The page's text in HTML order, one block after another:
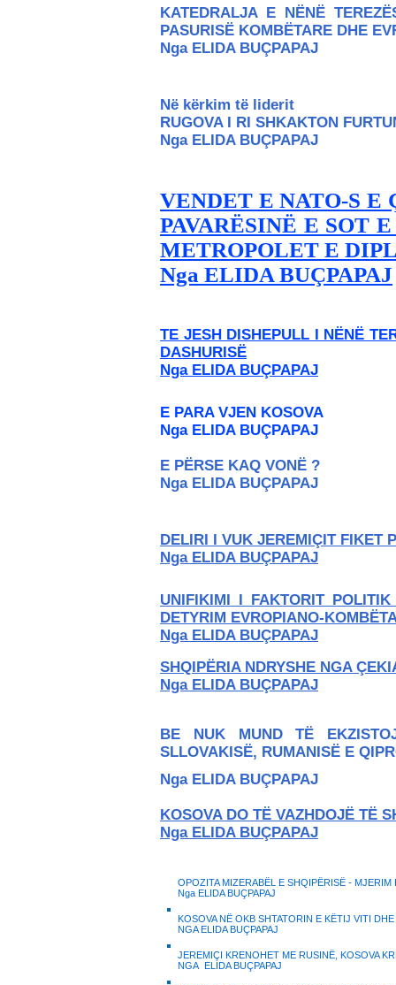
KATEDRALJA E NËNË
PASURISË KOMBËTARE DHE
Nga ELIDA BUÇPAPAJ
Në kërkim të liderit
RUGOVA I RI SHKAKTON
Nga ELIDA BUÇPAPAJ
VENDET E NATO-S E
PAVARËSINË E SOT
METROPOLET E
Nga ELIDA BUÇPAPAJ
TE JESH DISHEPULL I NËNË
DASHURISË
Nga ELIDA BUÇPAPAJ
E PARA VJEN KOSOVA
Nga ELIDA BUÇPAPAJ
E PËRSE KAQ VONË ?
Nga ELIDA BUÇPAPAJ
DELIRI I VUK JEREMIÇIT FIKET
Nga ELIDA BUÇPAPAJ
UNIFIKIMI I FAKTORIT
DETYRIM EVROPIANO-
Nga ELIDA BUÇPAPAJ
SHQIPËRIA NDRYSHE NGA
Nga ELIDA BUÇPAPAJ
BE NUK MUND TË
SLLOVAKISË, RUMANISË E
Nga ELIDA BUÇPAPAJ
KOSOVA DO TË VAZHDOJË TË
Nga ELIDA BUÇPAPAJ
OPOZITA MIZERABËL E SHQIPËRISË - MJERIM
Nga ELIDA BUÇPAPAJ
KOSOVA NË OKB SHTATORIN E KËTIJ VITI
NGA ELIDA BUÇPAPAJ
J EREMIÇI KRENOHET ME RUSINË, KOSOVA
NGA ELIDA BUÇPAPAJ